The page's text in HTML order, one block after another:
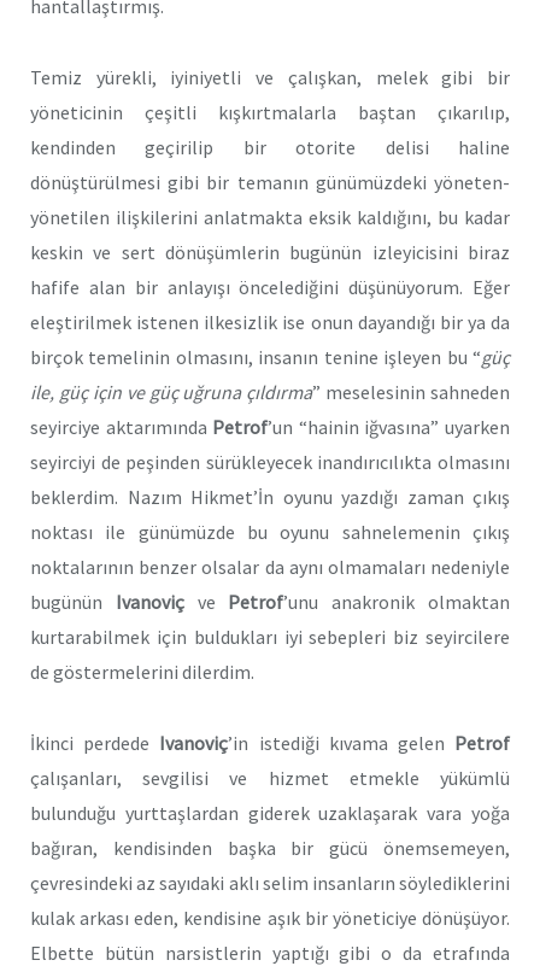
hantallaştırmış.
Temiz yürekli, iyiniyetli ve çalışkan, melek gibi bir
yöneticinin çeşitli kışkırtmalarla baştan çıkarılıp,
kendinden geçirilip bir otorite delisi haline
dönüştürülmesi gibi bir temanın günümüzdeki yöneten-
yönetilen ilişkilerini anlatmakta eksik kaldığını, bu kadar
keskin ve sert dönüşümlerin bugünün izleyicisini biraz
hafife alan bir anlayışı öncelediğini düşünüyorum. Eğer
eleştirilmek istenen ilkesizlik ise onun dayandığı bir ya da
birçok temelinin olmasını, insanın tenine işleyen bu “güç
ile, güç için ve güç uğruna çıldırma” meselesinin sahneden
seyirciye aktarımında Petrof’un “hainin iğvasına” uyarken
seyirciyi de peşinden sürükleyecek inandırıcılıkta olmasını
beklerdim. Nazım Hikmet’İn oyunu yazdığı zaman çıkış
noktası ile günümüzde bu oyunu sahnelemenin çıkış
noktalarının benzer olsalar da aynı olmamaları nedeniyle
bugünün Ivanoviçve Petrof’unu anakronik olmaktan
kurtarabilmek için buldukları iyi sebepleri biz seyircilere
de göstermelerini dilerdim.
İkinci perdede Ivanoviç’in istediği kıvama gelen Petrof
çalışanları, sevgilisi ve hizmet etmekle yükümlü
bulunduğu yurttaşlardan giderek uzaklaşarak vara yoğa
bağıran, kendisinden başka bir gücü önemsemeyen,
çevresindeki az sayıdaki aklı selim insanların söylediklerini
kulak arkası eden, kendisine aşık bir yöneticiye dönüşüyor.
Elbette bütün narsistlerin yaptığı gibi o da etrafında